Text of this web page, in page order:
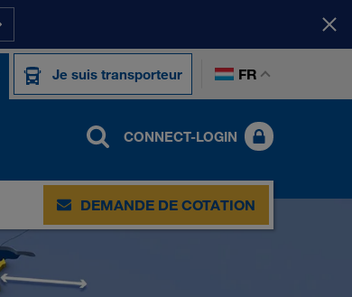
Je suis transporteur FR
CONNECT-LOGIN
DEMANDE DE COTATION